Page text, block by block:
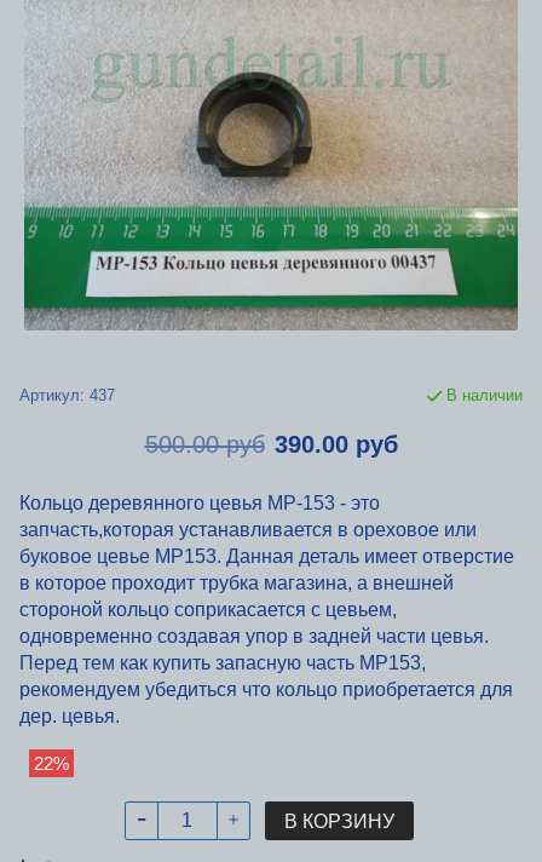
Артикул: 437 В наличии
500.00 руб 390.00 руб
Кольцо деревянного цевья МР-153 - это
запчасть,которая устанавливается в ореховое или
буковое цевье МР153. Данная деталь имеет отверстие
в которое проходит трубка магазина, а внешней
стороной кольцо соприкасается с цевьем,
одновременно создавая упор в задней части цевья.
Перед тем как купить запасную часть МР153,
рекомендуем убедиться что кольцо приобретается для
дер. цевья.
22%
В КОРЗИНУ